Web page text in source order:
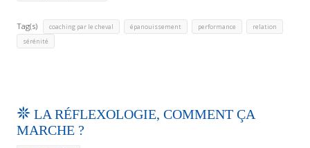
Tag(s) coaching par le cheval épanouissement performance relation
sérénité
LA RÉFLEXOLOGIE, COMMENT ÇA
MARCHE ?